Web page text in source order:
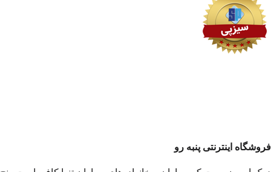
فروشگاه اینترنتی پنبه رو